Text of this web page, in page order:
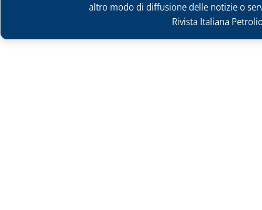
altro modo di diffusione delle notizie o
Rivista Italiana